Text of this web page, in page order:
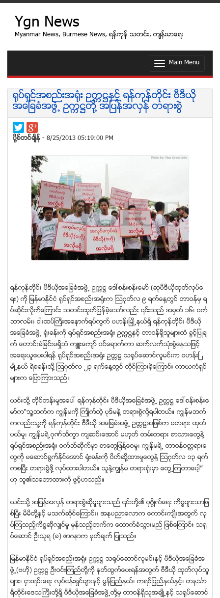
Ygn News
Myanmar News, Burmese News, ရန္ကုန္ သတင္း, က်န္းမာေရး
T
g
l
e
n
a
Main Menu
႐ုပ္ရွင္အစည္းအ႐ုံး ဥကၠ႒ႏွင့္ ရန္ကုန္တိုင္း ဗီဒီယို
အေျခခံအဖြဲ႕ ဥကၠ႒တို႔ အျပန္အလွန္ တရားစြဲ
ပုိ႔စ္တင္ခ်ိန္ - 8/25/2013 05:19:00 PM
ရန္ကုန္တိုင္း ဗီဒီယိုအေျခခံအဖြဲ႕ ဥကၠ႒ ေဒၚစန္းစန္းေမာ္ (ဆုဗီဒီယိုထုတ္လုပ္ေ
ရး) ကို ျမန္မာႏိုင္ငံ ႐ုပ္ရွင္အစည္းအ႐ုံးက ၾသဂုတ္လ ၉ ရက္ေန႔တြင္ တာဝန္မွ ရ
ပ္ဆိုင္းလိုက္ေၾကာင္း သတင္းထုတ္ျပန္ခဲ့ေသာ္လည္း ၎သည္ အမွတ္ ၁၆၊ ဝကၤ
ဘာလမ္း၊ ငါးထပ္ႀကီးအေနာက္ရပ္ကြက္ ဗဟန္းၿမဳိ႕နယ္ရွိ ရန္ကုန္တိုင္း ဗီဒီယို
အေျခခံအဖြဲ႕ ႐ုံးခန္းကို ႐ုပ္ရွင္အစည္းအ႐ုံး ဥကၠ႒ႏွင့္ တာဝန္ရွိသူမ်ားထံ ခြင့္ျပဳခ်
က္ ေတာင္းခံျခင္းမရွိဘဲ က်ဴးေက်ာ္ ဝင္ေရာက္ကာ ဆက္လက္သုံးစြဲေနသျဖင့္
အေရးယူေပးပါရန္ ႐ုပ္ရွင္အစည္းအ႐ုံး ဥကၠ႒ သ႐ုပ္ေဆာင္လူမင္းက ဗဟန္းၿ
မဳိ႕နယ္ ရဲစခန္းသို႔ ၾသဂုတ္လ ၂၃ ရက္ေန႔တြင္ တိုင္ၾကားခဲ့ေၾကာင္း ကာယကံရွင္
မ်ားက ေျပာၾကားသည္။
ယင္းသို႔ တိုင္တန္းမႈအေပၚ ရန္ကုန္တိုင္း ဗီဒီယိုအေျခခံအဖြဲ႕ ဥကၠ႒ ေဒၚစန္းစန္းေ
မာ္က“သူ႔ဘက္က ကြၽန္မကို ႀကဳိက္တဲ့ ပုဒ္မနဲ႔ တရားစြဲလို႔ရပါတယ္။ ကြၽန္မဘက္
ကလည္းသူ႔ကို ရန္ကုန္တိုင္း ဗီဒီယို အေျခခံအဖြဲ႕ ဥကၠ႒အျဖစ္က မတရား ထုတ္
ပယ္မႈ၊ ကြၽန္မရဲ႕ဂုဏ္သိကၡာ က်ဆင္းေအာင္ မဟုတ္ တမ္းတရား စာသားေတြနဲ႔
႐ုပ္ရွင္အစည္းအ႐ုံး ဝက္ဘ္ဆိုက္မွာ စာေတြျဖန္႔ေဝမႈ၊ ကြၽန္မရဲ႕ တာဝန္ဝတၱရားေ
တြကို မေဆာင္႐ြက္ႏိုင္ေအာင္ ႐ုံးခန္းကို ပိတ္ဆို႔ထားမႈေတြနဲ႔ ၾသဂုတ္လ ၁၃ ရက္
ကစၿပီး တရားစြဲဖို႔ လုပ္ထားပါတယ္။ သူနဲ႔ကြၽန္မ တရား႐ုံးမွာ ေတြ႕ၾကတာေပါ့”
ဟု သူ၏သေဘာထားကို ဖြင့္ဟသည္။
ယင္းသို႔ အျပန္အလွန္ တရားစြဲဆိုမႈမ်ားသည္ ၎တို႔၏ ပုဂၢိဳလ္ေရး ကိစၥမ်ားသာျဖ
စ္ၿပီး မိမိတို႔ႏွင့္ မသက္ဆိုင္ေၾကာင္း၊ အႏုပညာေလာက ေကာင္းက်ဳိးအတြက္ လု
ပ္ၾကသည့္ကိစၥဆိုလွ်င္မူ မွန္သည့္ဘက္က ေထာက္ခံသြားမည္ ျဖစ္ေၾကာင္း သ႐ု
ပ္ေဆာင္ ဦးသူရ (ခ) ဇာဂနာက မွတ္ခ်က္ ျပဳသည္။
ျမန္မာႏိုင္ငံ ႐ုပ္ရွင္အစည္းအ႐ုံး ဥကၠ႒ သ႐ုပ္ေဆာင္လူမင္းႏွင့္ ဗီဒီယိုအေျခခံအ
ဖြဲ႕(ဗဟို) ဥကၠ႒ ဦးဝင္းၾကည္တို႔ကို ႏုတ္ထြက္ေပးရန္အတြက္ ဗီဒီယို ထုတ္လုပ္သူ
မ်ား၊ ငွားရမ္းေရး လုပ္ငန္းရွင္မ်ားႏွင့္ မြန္ျပည္နယ္၊ ကရင္ျပည္နယ္ႏွင့္၊ တနသၤာ
ရီတိုင္းေဒသႀကီးတို႔ရွိ ဗီဒီယိုအေျခခံအဖြဲ႕တို႔မွ တာဝန္ရွိသူအခ်ဳိ႕ႏွင့္ သ႐ုပ္ေဆာင္